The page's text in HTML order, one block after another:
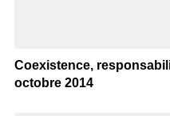
Coexistence,
octobre 2014